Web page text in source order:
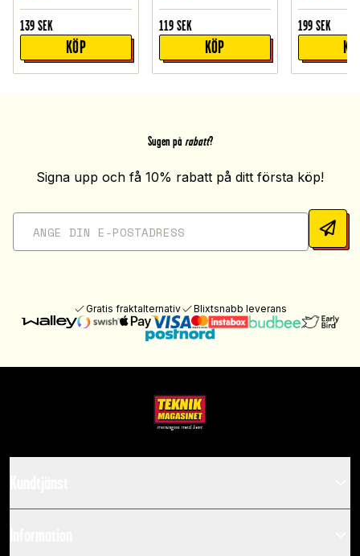
139 SEK
KÖP
119 SEK
KÖP
199 SEK
Sugen på rabatt?
Signa upp och få 10% rabatt på ditt första köp!
Gratis fraktalternativ Blixtsnabb leverans